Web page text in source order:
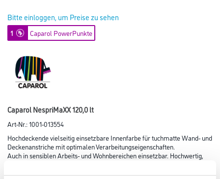
Bitte einloggen, um Preise zu sehen
1 Caparol PowerPunkte
Caparol NespriMaXX 120,0 lt
Art-Nr.:1001-013554
Hochdeckende vielseitig einsetzbare Innenfarbe für tuchmatte Wand- und
Deckenanstriche mit optimalen Verarbeitungseigenschaften.
Auch in sensiblen Arbeits- und Wohnbereichen einsetzbar. Hochwertig,
Untergründe. Nassabriebklasse 2.